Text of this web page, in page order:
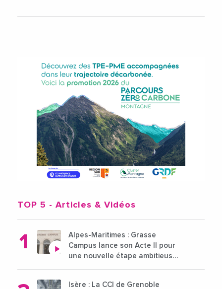
TOP 5 - Articles & Vidéos
Alpes-Maritimes : Grasse
Campus lance son Acte II pour
une nouvelle étape ambitieuse
Isère : La CCI de Grenoble